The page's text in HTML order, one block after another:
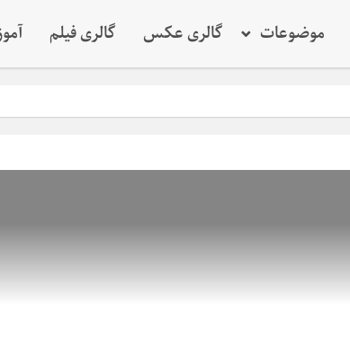
موضوعات گالری عکس گالری فیلم